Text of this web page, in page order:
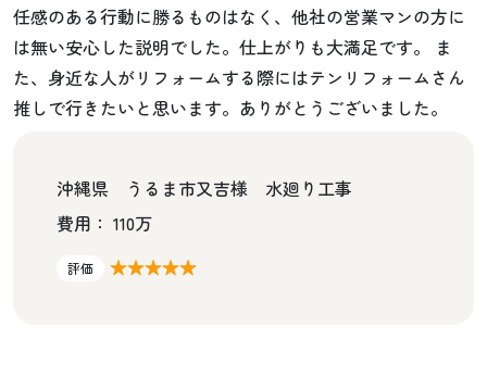
任感のある行動に勝るものはなく、他社の営業マンの方に
は無い安心した説明でした。仕上がりも大満足です。 ま
た、身近な人がリフォームする際にはテンリフォームさん
推しで行きたいと思います。ありがとうございました。
沖縄県 うるま市又吉様 水廻り工事
費用： 110万
評価 ★★★★★